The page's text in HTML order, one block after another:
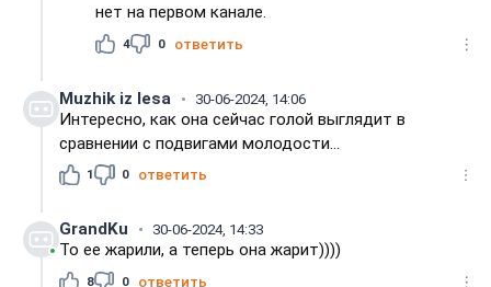
нет на первом канале.
4 0 ответить
Muzhik iz lesа 30-06-2024, 14:06
Интересно, как она сейчас голой выглядит в
сравнении с подвигами молодости...
1 0 ответить
GrandKu 30-06-2024, 14:33
То ее жарили, а теперь она жарит))))
8 0 ответить